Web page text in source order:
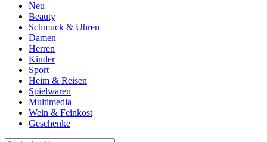
Neu
Beauty
Schmuck & Uhren
Damen
Herren
Kinder
Sport
Heim & Reisen
Spielwaren
Multimedia
Wein & Feinkost
Geschenke